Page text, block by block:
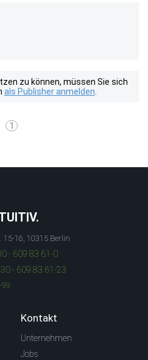
zu können, müssen Sie sich
als Publisher anmelden
1
15-16, 10315 Berlin
- 609 83 61-0
- 609 83 61-23
99
Kontakt
Unternehmen
Jobs